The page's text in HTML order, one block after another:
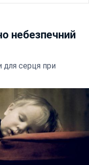
небезпечний
для серця при